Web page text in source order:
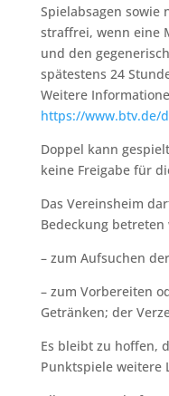
Spielabsagen sowie
straffrei, wenn eine
und den
spätestens 24
Weitere
https://www.btv.de/
Doppel kann
keine Freigabe für
Das Vereinsheim
Bedeckung betreten
– zum Aufsuchen
– zum Vorbereiten
Getränken; der
Es bleibt zu hoffen,
Punktspiele weitere